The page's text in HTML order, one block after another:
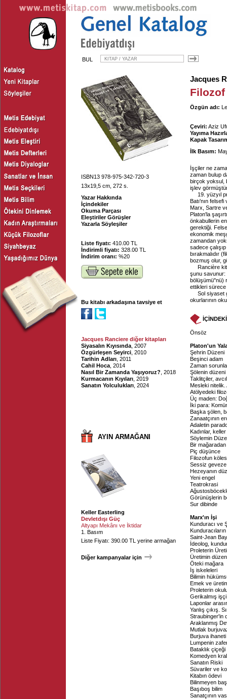
BUL
ISBN13 978-975-342-720-3
13x19,5 cm, 272 s.
Yazar Hakkında
İçindekiler
Okuma Parçası
Eleştiriler Görüşler
Yazarla Söyleşiler
Liste fiyatı: 410.00 TL
İndirimli fiyatı: 328.00 TL
İndirim oranı: %20
Bu kitabı arkadaşına tavsiye et
Jacques Ranciere diğer kitapları
Siyasalın Kıyısında , 2007
Özgürleşen Seyirci , 2010
Tarihin Adları , 2011
Cahil Hoca , 2014
Nasıl Bir Zamanda Yaşıyoruz? , 2018
Kurmacanın Kıyıları , 2019
Sanatın Yolculukları , 2024
AYIN ARMAĞANI
Keller Easterling
Devletdışı Güç
Altyapı Mekânı ve İktidar
1. Basım
Liste Fiyatı: 390.00 TL yerine armağan
Diğer kampanyalar için
Jacques
Filozof
Özgün adı:
Çeviri: Aziz
Yayıma
Kapak
İlk Basım:
İşçiler ne
zaman bulup
birçok yoksul,
işlev
19. yüzyıl
Batı'nın
Marx, Sartre
Platon'la
önkabullerin
gerektiği.
ekonomik
zamandan
sadece
bırakmalıdır
bozmuş olur,
Rancière
şunu savunur:
bölüşümü"nü)
ettikleri
Sol siyaset
okurlarının
Önsöz
Platon'un
Şehrin Düzeni
Beşinci adam
Zaman
Şölenin düzeni
Taklitçiler,
Mesleki nitelik.
Atölyedeki
Üç maden:
İki para:
Başka şölen,
Zanaatçının
Adaletin
Kadınlar,
Söylemin
Bir
Piç düşünce
Filozofun
Sessiz geveze
Hezeyanın
Yeni engel
Teatrokrasi
Görünüşlerin
Sur dibinde
Marx'ın İşi
Kunduracı ve
Saint-Jean
İdeolog,
Proleterin
Üretimin
Öteki mağara
İş iskeleleri
Bilimin
Emek ve
Proleterin
Gerikalmış
Laponlar
Yanlış çıkış.
Straubinger'in
Araklanmış
Mutlak
Burjuva ihaneti
Lumpenin
Bataklık çiçeği
Komedyen
Sanatın Riski
Süvariler ve
Kitabın ödevi
Bilinmeyen
Başıboş bilim
Sanatçının